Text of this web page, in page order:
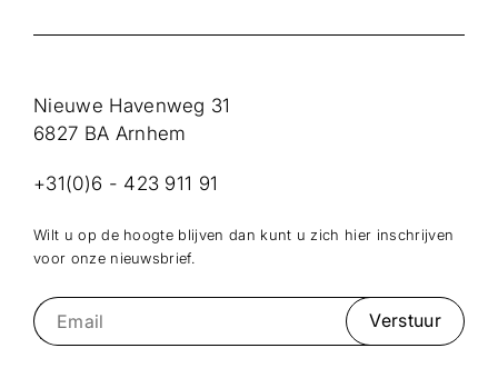
Nieuwe Havenweg 31
6827 BA Arnhem
+31(0)6 - 423 911 91
Wilt u op de hoogte blijven dan kunt u zich hier inschrijven
voor onze nieuwsbrief.
Verstuur